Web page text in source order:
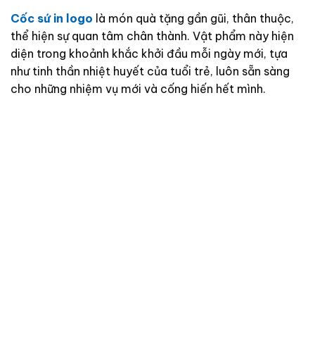
Cốc sứ in logo là món quà tặng gần gũi, thân thuộc,
thể hiện sự quan tâm chân thành. Vật phẩm này hiện
diện trong khoảnh khắc khởi đầu mỗi ngày mới, tựa
như tinh thần nhiệt huyết của tuổi trẻ, luôn sẵn sàng
cho những nhiệm vụ mới và cống hiến hết mình.